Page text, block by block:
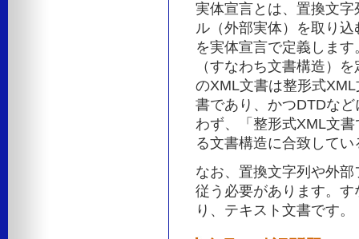
実体宣言とは、置換文
ル（外部実体）を取り
を実体宣言で定義しま
（すなわち文書構造）
のXML文書は整形式
書であり、かつDTDな
わず、「整形式XML文
る文書構造に合致して
なお、置換文字列や外
従う必要があります。
り、テキスト文書です。